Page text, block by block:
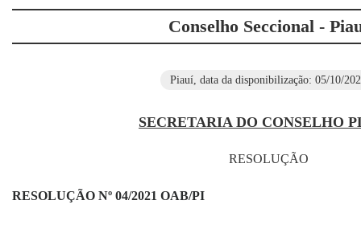
Conselho Seccional -
Piauí, data da disponibilização: 05/10/
SECRETARIA DO CONSELHO
RESOLUÇÃO
RESOLUÇÃO Nº 04/2021 OAB/PI